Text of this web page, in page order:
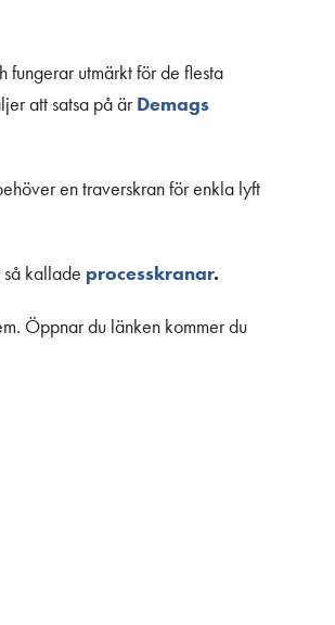
fungerar utmärkt för de flesta
att satsa på ärDemags
en traverskran för enkla lyft
så kallade processkranar.
Öppnar du länken kommer du